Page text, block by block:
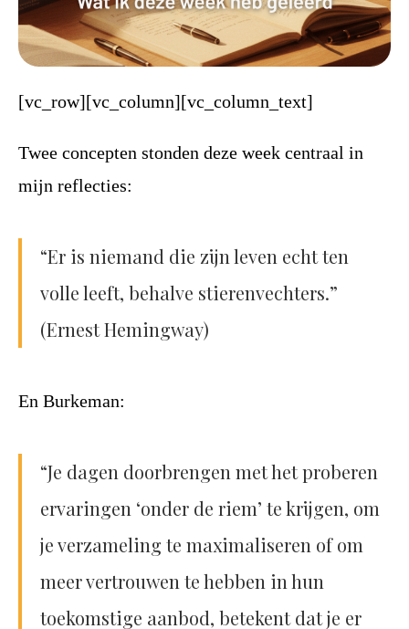
[vc_row][vc_column][vc_column_text]
Twee concepten stonden deze week centraal in
mijn reflecties:
“Er is niemand die zijn leven echt ten
volle leeft, behalve stierenvechters.”
(Ernest Hemingway)
En Burkeman:
“Je dagen doorbrengen met het proberen
ervaringen ‘onder de riem’ te krijgen, om
je verzameling te maximaliseren of om
meer vertrouwen te hebben in hun
toekomstige aanbod, betekent dat je er